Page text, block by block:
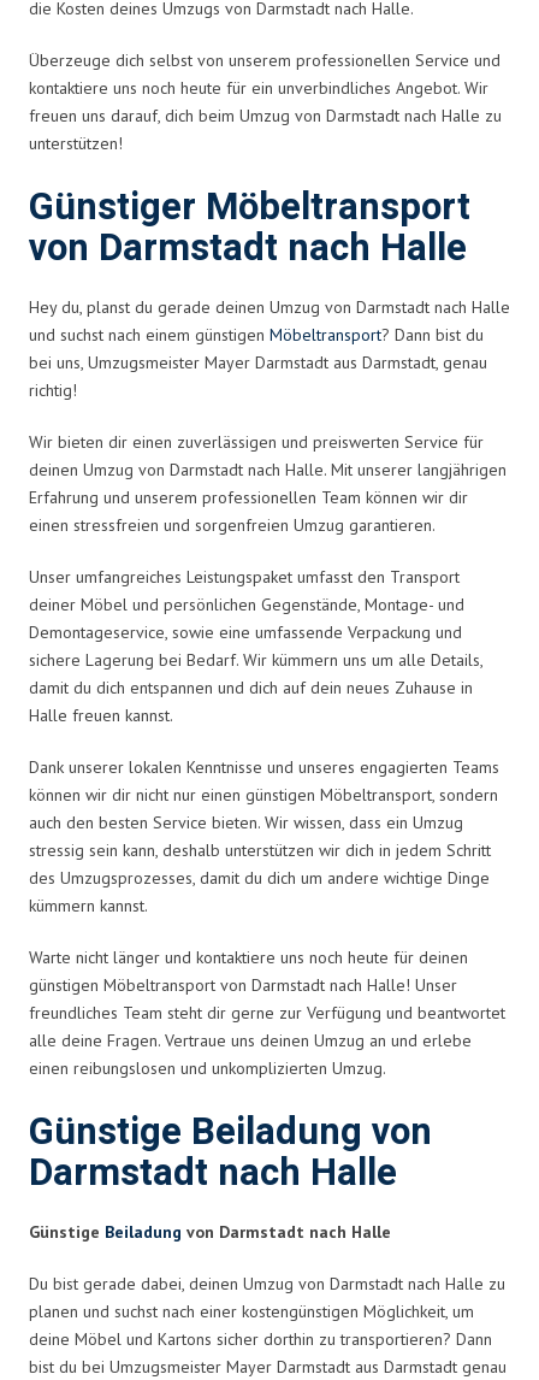
die Kosten deines Umzugs von Darmstadt nach Halle.
Überzeuge dich selbst von unserem professionellen Service und
kontaktiere uns noch heute für ein unverbindliches Angebot. Wir
freuen uns darauf, dich beim Umzug von Darmstadt nach Halle zu
unterstützen!
Günstiger Möbeltransport
von Darmstadt nach Halle
Hey du, planst du gerade deinen Umzug von Darmstadt nach Halle
und suchst nach einem günstigen Möbeltransport? Dann bist du
bei uns, Umzugsmeister Mayer Darmstadt aus Darmstadt, genau
richtig!
Wir bieten dir einen zuverlässigen und preiswerten Service für
deinen Umzug von Darmstadt nach Halle. Mit unserer langjährigen
Erfahrung und unserem professionellen Team können wir dir
einen stressfreien und sorgenfreien Umzug garantieren.
Unser umfangreiches Leistungspaket umfasst den Transport
deiner Möbel und persönlichen Gegenstände, Montage- und
Demontageservice, sowie eine umfassende Verpackung und
sichere Lagerung bei Bedarf. Wir kümmern uns um alle Details,
damit du dich entspannen und dich auf dein neues Zuhause in
Halle freuen kannst.
Dank unserer lokalen Kenntnisse und unseres engagierten Teams
können wir dir nicht nur einen günstigen Möbeltransport, sondern
auch den besten Service bieten. Wir wissen, dass ein Umzug
stressig sein kann, deshalb unterstützen wir dich in jedem Schritt
des Umzugsprozesses, damit du dich um andere wichtige Dinge
kümmern kannst.
Warte nicht länger und kontaktiere uns noch heute für deinen
günstigen Möbeltransport von Darmstadt nach Halle! Unser
freundliches Team steht dir gerne zur Verfügung und beantwortet
alle deine Fragen. Vertraue uns deinen Umzug an und erlebe
einen reibungslosen und unkomplizierten Umzug.
Günstige Beiladung von
Darmstadt nach Halle
Günstige Beiladung von Darmstadt nach Halle
Du bist gerade dabei, deinen Umzug von Darmstadt nach Halle zu
planen und suchst nach einer kostengünstigen Möglichkeit, um
deine Möbel und Kartons sicher dorthin zu transportieren? Dann
bist du bei Umzugsmeister Mayer Darmstadt aus Darmstadt genau